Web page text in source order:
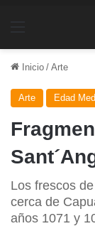
Inicio / Arte
Arte Edad
Los frescos
cerca de
años 1071 y